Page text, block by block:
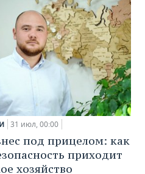
31 июл, 00:00
под прицелом: как
приходит
хозяйство